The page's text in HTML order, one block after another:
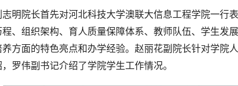
明院长首先对河北科技大学澳联大信息工程学院一行
、组织架构、育人质量保障体系、教师队伍、学生发
方面的特色亮点和办学经验。赵丽花副院长针对学院
罗伟副书记介绍了学院学生工作情况。